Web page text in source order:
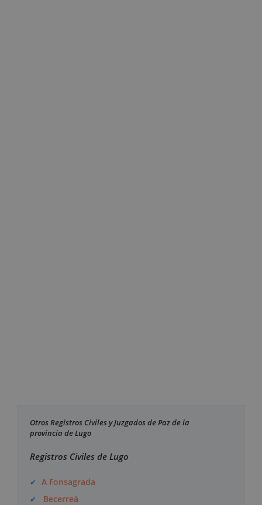
Otros Registros Civiles y Juzgados de Paz de la
provincia de Lugo
Registros Civiles de Lugo
A Fonsagrada
Becerreá